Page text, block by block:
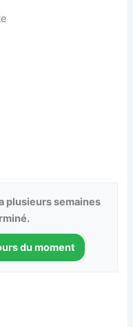
plusieurs semaines
du moment